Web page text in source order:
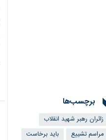
×
برچسب‌ها
زائران رهبر شهید انقلاب
مراسم تشییع
باید برخاست